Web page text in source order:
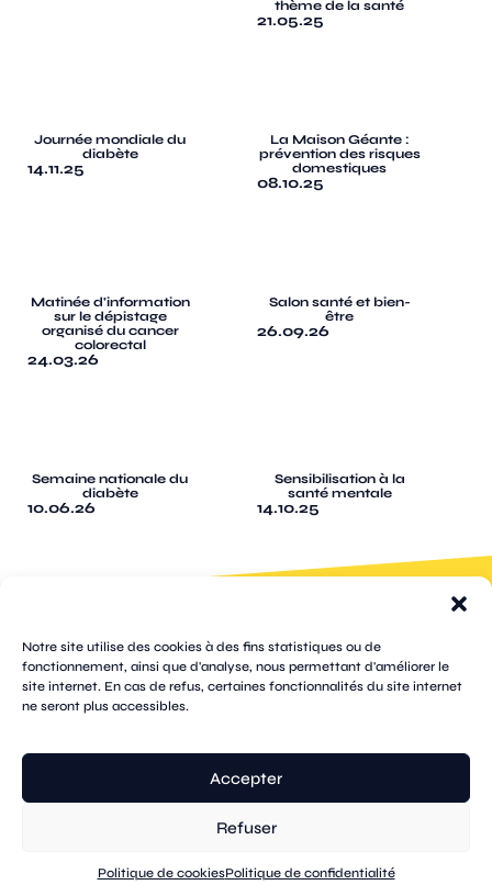
Notre site utilise des cookies à des fins statistiques ou de
fonctionnement, ainsi que d'analyse, nous permettant d'améliorer le
site internet. En cas de refus, certaines fonctionnalités du site internet
ne seront plus accessibles.
Accepter
Refuser
Politique de cookiesPolitique de confidentialité
thème de la santé
21.05.25
Journée mondiale du
diabète
14.11.25
La Maison Géante :
prévention des risques
domestiques
08.10.25
Matinée d'information
sur le dépistage
organisé du cancer
colorectal
24.03.26
Salon santé et bien-
être
26.09.26
Semaine nationale du
diabète
10.06.26
Sensibilisation à la
santé mentale
14.10.25
de la
république
CS
70809
89108
Cedex
facebook
instagram
threads
tik
tok
whatsapp
linkedin
youtube
twitter
(X)
pages
plan
réalisation tongui.com